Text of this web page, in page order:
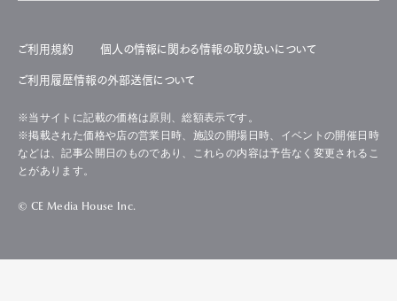
ご利用規約 個人の情報に関わる情報の取り扱いについて
ご利用履歴情報の外部送信について
※当サイトに記載の価格は原則、総額表示です。
※掲載された価格や店の営業日時、施設の開場日時、イベントの開催日時
などは、記事公開日のものであり、これらの内容は予告なく変更されるこ
とがあります。
© CE Media House Inc.